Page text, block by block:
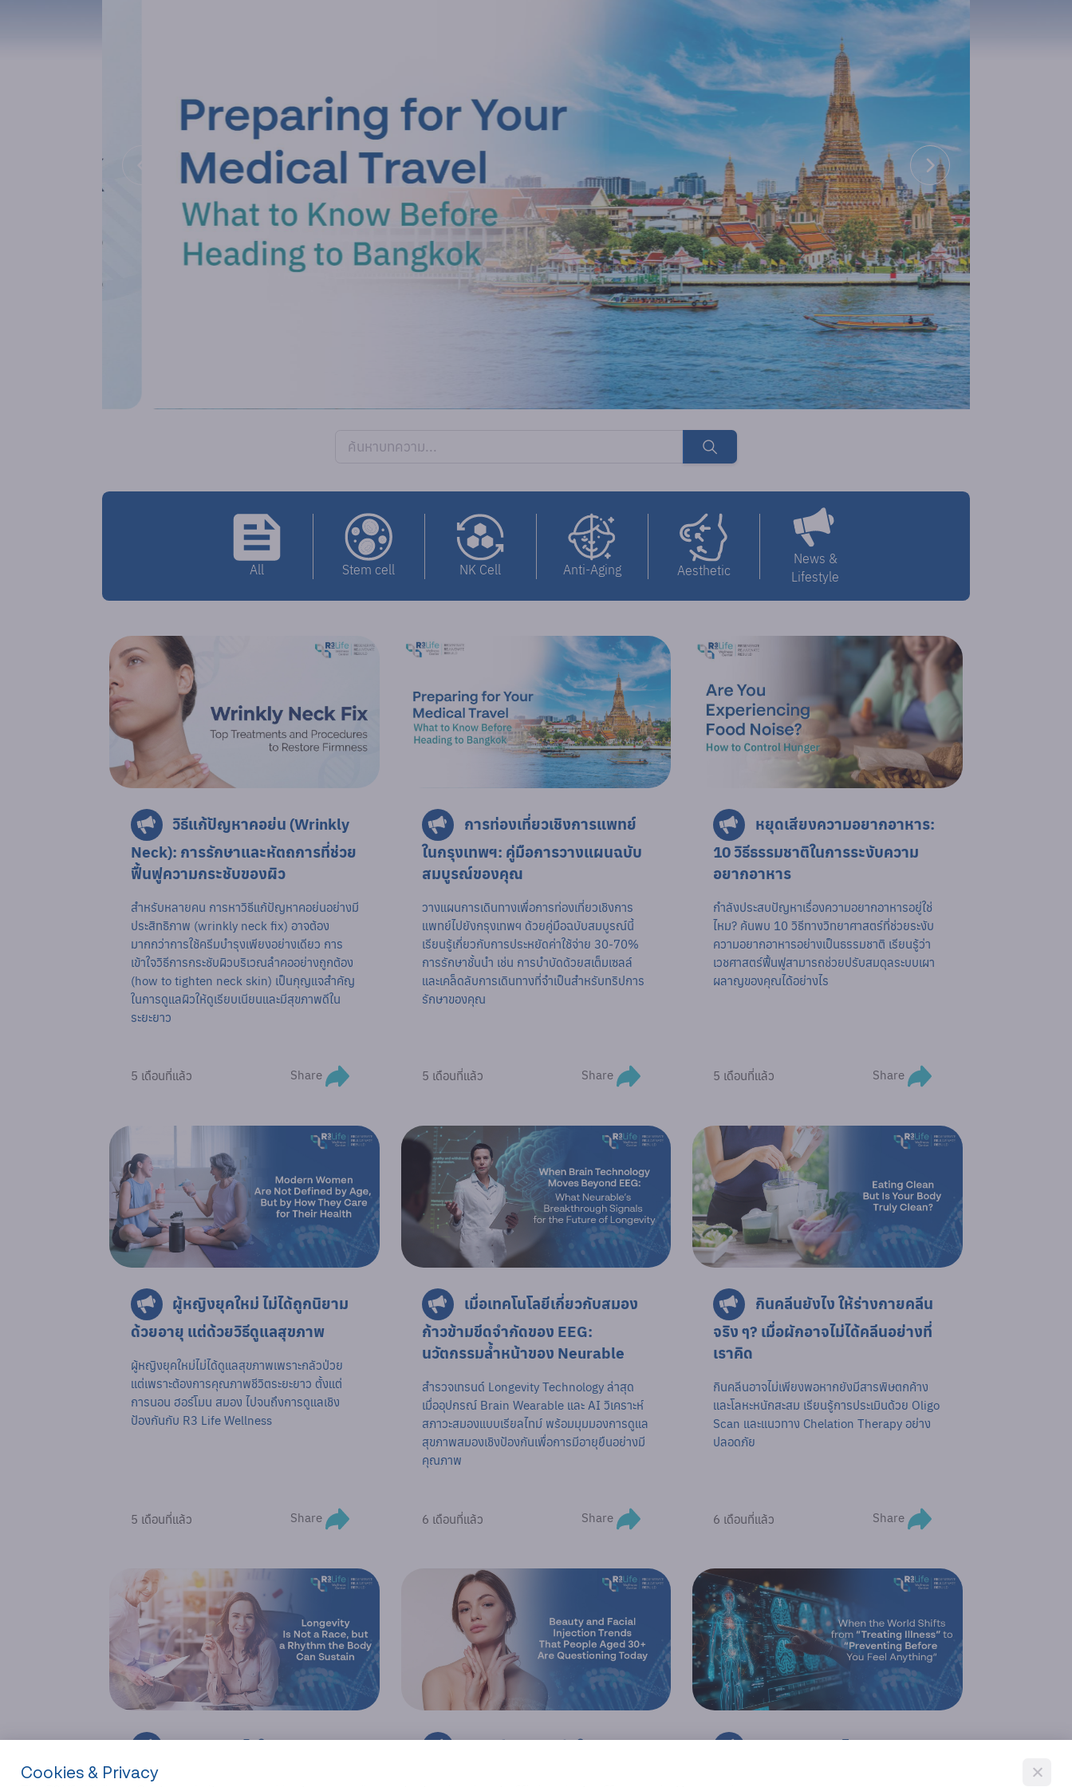
All Stem cell NK Cell Anti-Aging Aesthetic
News &
Lifestyle
วิธีแก้ปัญหาคอย่น (Wrinkly
Neck): การรักษาและหัตถการที่ช่วย
ฟื้นฟูความกระชับของผิว
สำหรับหลายคน การหาวิธีแก้ปัญหาคอย่นอย่างมี
ประสิทธิภาพ (wrinkly neck fix) อาจต้อง
มากกว่าการใช้ครีมบำรุงเพียงอย่างเดียว การ
เข้าใจวิธีการกระชับผิวบริเวณลำคออย่างถูกต้อง
(how to tighten neck skin) เป็นกุญแจสำคัญ
ในการดูแลผิวให้ดูเรียบเนียนและมีสุขภาพดีใน
ระยะยาว
5 เดือนที่แล้ว Share
การท่องเที่ยวเชิงการแพทย์
ในกรุงเทพฯ: คู่มือการวางแผนฉบับ
สมบูรณ์ของคุณ
วางแผนการเดินทางเพื่อการท่องเที่ยวเชิงการ
แพทย์ไปยังกรุงเทพฯ ด้วยคู่มือฉบับสมบูรณ์นี้
เรียนรู้เกี่ยวกับการประหยัดค่าใช้จ่าย 30-70%
การรักษาชั้นนำ เช่น การบำบัดด้วยสเต็มเซลล์
และเคล็ดลับการเดินทางที่จำเป็นสำหรับทริปการ
รักษาของคุณ
5 เดือนที่แล้ว Share
หยุดเสียงความอยากอาหาร:
10 วิธีธรรมชาติในการระงับความ
อยากอาหาร
กำลังประสบปัญหาเรื่องความอยากอาหารอยู่ใช่
ไหม? ค้นพบ 10 วิธีทางวิทยาศาสตร์ที่ช่วยระงับ
ความอยากอาหารอย่างเป็นธรรมชาติ เรียนรู้ว่า
เวชศาสตร์ฟื้นฟูสามารถช่วยปรับสมดุลระบบเผา
ผลาญของคุณได้อย่างไร
5 เดือนที่แล้ว Share
ผู้หญิงยุคใหม่ ไม่ได้ถูกนิยาม
ด้วยอายุ แต่ด้วยวิธีดูแลสุขภาพ
ผู้หญิงยุคใหม่ไม่ได้ดูแลสุขภาพเพราะกลัวป่วย
แต่เพราะต้องการคุณภาพชีวิตระยะยาว ตั้งแต่
การนอน ฮอร์โมน สมอง ไปจนถึงการดูแลเชิง
ป้องกันกับ R3 Life Wellness
5 เดือนที่แล้ว Share
เมื่อเทคโนโลยีเกี่ยวกับสมอง
ก้าวข้ามขีดจำกัดของ EEG:
นวัตกรรมล้ำหน้าของ Neurable
สำรวจเทรนด์ Longevity Technology ล่าสุด
เมื่ออุปกรณ์ Brain Wearable และ AI วิเคราะห์
สภาวะสมองแบบเรียลไทม์ พร้อมมุมมองการดูแล
สุขภาพสมองเชิงป้องกันเพื่อการมีอายุยืนอย่างมี
คุณภาพ
6 เดือนที่แล้ว Share
กินคลีนยังไง ให้ร่างกายคลีน
จริง ๆ? เมื่อผักอาจไม่ได้คลีนอย่างที่
เราคิด
กินคลีนอาจไม่เพียงพอหากยังมีสารพิษตกค้าง
และโลหะหนักสะสม เรียนรู้การประเมินด้วย Oligo
Scan และแนวทาง Chelation Therapy อย่าง
ปลอดภัย
6 เดือนที่แล้ว Share
Longevity ไม่ใช่การแข่งขัน
แต่คือจังหวะชีวิตที่ร่างกายและใจ
เทรนด์การฉีดหน้าในวัย 30+:
จากการรักษาโรค สู่การ
Cookies & Privacy